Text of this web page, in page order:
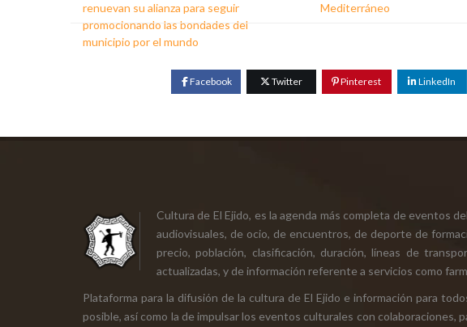
renuevan su alianza para seguir
promocionando las bondades del
municipio por el mundo
Mediterráneo
Facebook Twitter Pinterest LinkedIn
Cultura de El Ejido, es la agenda más completa de eventos
audiovisuales, de ocio, de encuentros, de deporte de
precio, población, clasificación, duración, líneas de
actualizadas, y de información referente a servicios como
Plataforma para la difusión de la cultura de El Ejido e información para
posible, así como la de impulsar los eventos culturales con